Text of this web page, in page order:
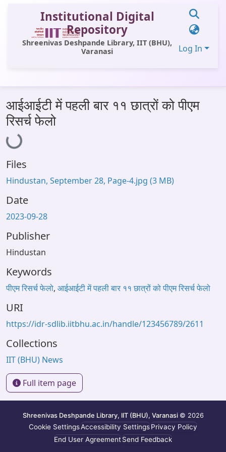
Institutional Digital
Repository
Shreenivas Deshpande Library, IIT (BHU),
Varanasi
Log In
All of DSpace
Statistics
Library Website
OPAC
Window (ERMS)
Contact Us
आईआईटी में पहली बार ११ छात्रों को पीएम
रिसर्च फेलो
Loading...
Files
Hindustan, September 28, Page-4.jpg (3 MB)
Date
2023-09-28
Publisher
Hindustan
Keywords
पीएम रिसर्च फेलो, आईआईटी में पहली बार ११ छात्रों को पीएम रिसर्च फेलो
URI
https://idr-sdlib.iitbhu.ac.in/handle/123456789/2611
Collections
IIT (BHU) News
Full item page
Shreenivas Deshpande Library, IIT (BHU), Varanasi © 2026
Cookie SettingsAccessibility SettingsPrivacy Policy
End User AgreementSend Feedback